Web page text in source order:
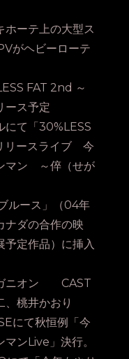
ホーテ上の大型ス
がヘビーローテ
FAT 2nd ～
ース予定
にて「30%LESS
リースライブ 今
マン ～倅（せが
ルース」（04年
ナダの合作の映
予定作品）に挿入
ニオン CAST
、桃井かおり
にて秋恒例「今
ンLive」決行。